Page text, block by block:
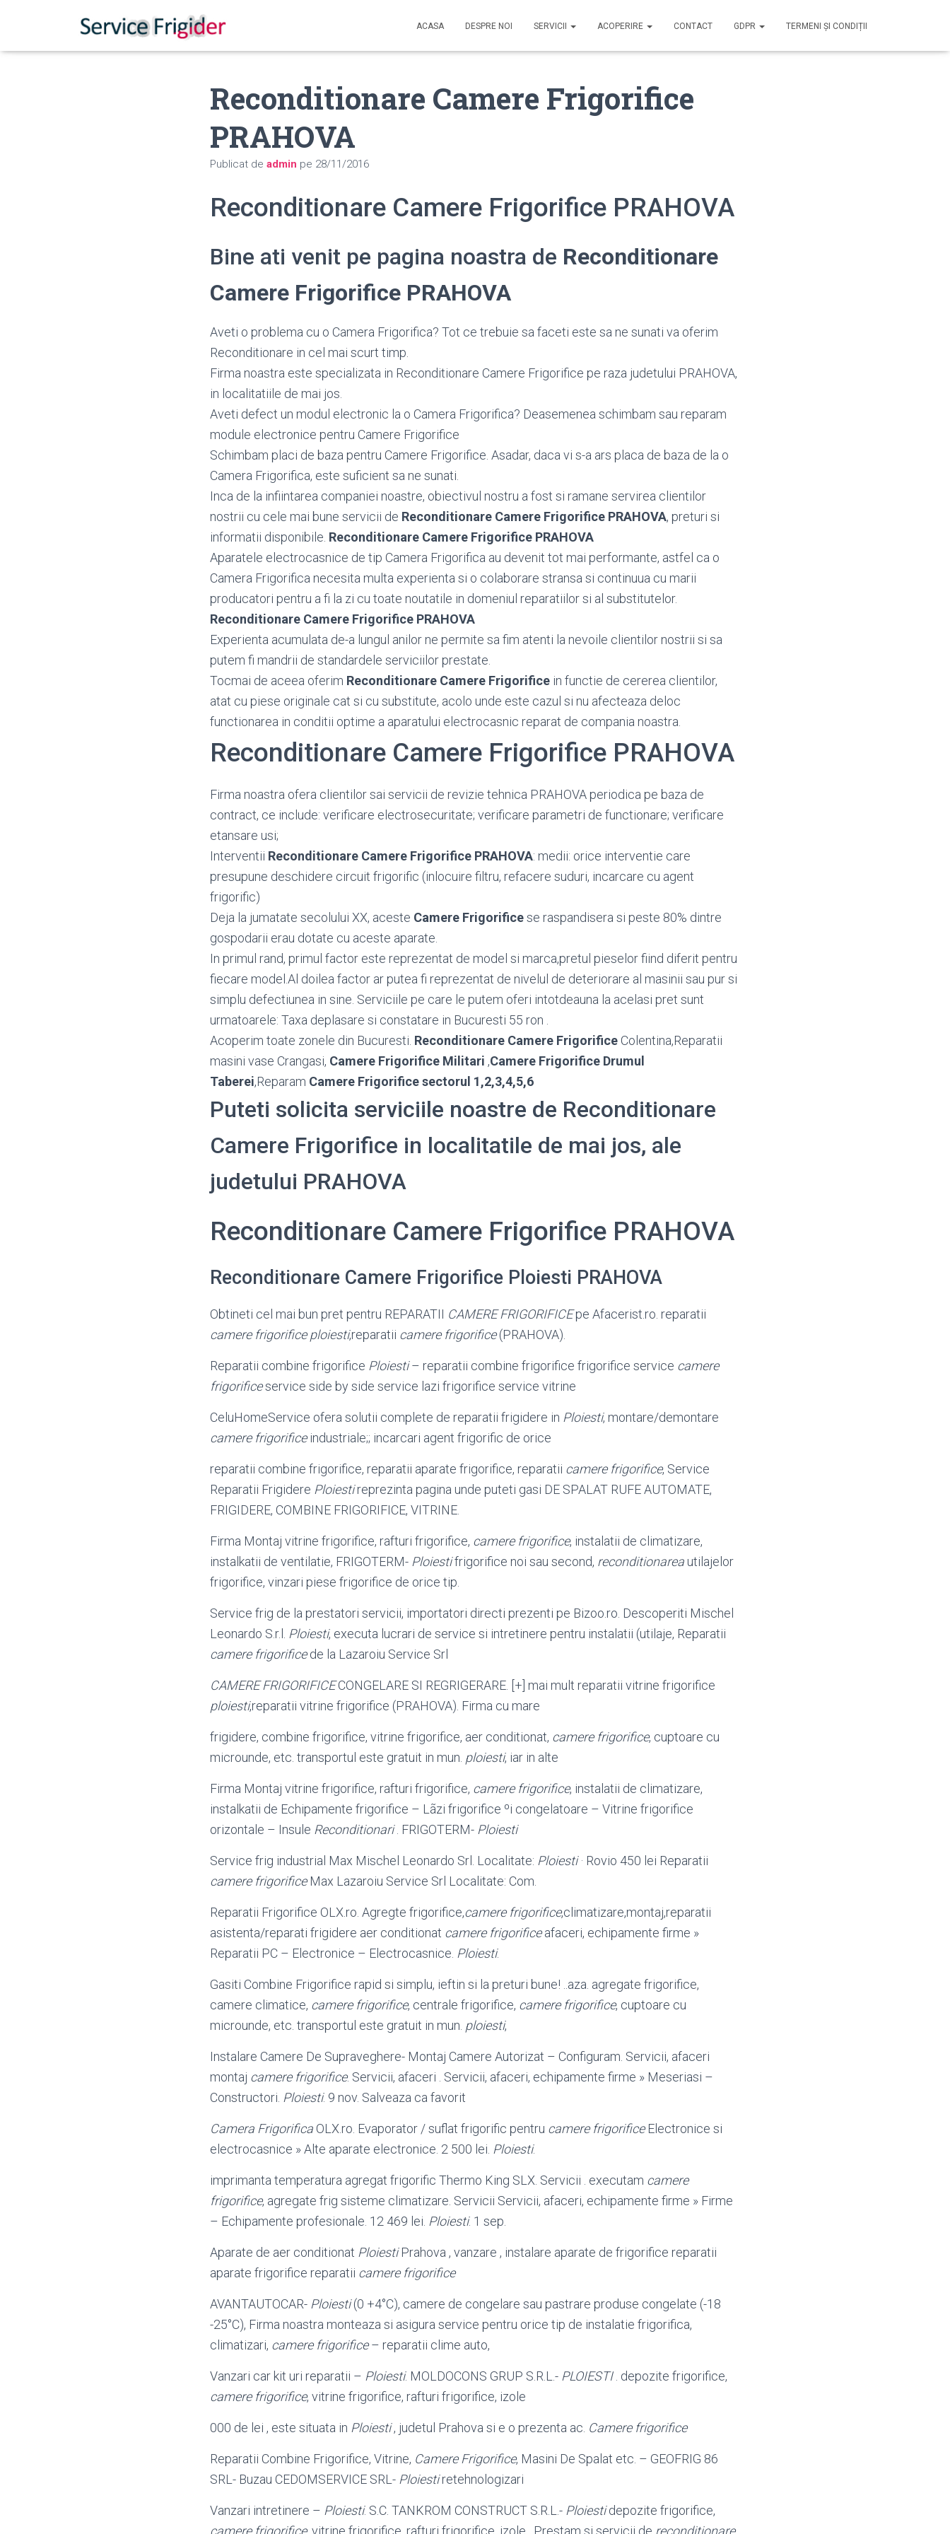
ACASA DESPRE NOI SERVICII ACOPERIRE CONTACT GDPR TERMENI ȘI CONDIȚII
Reconditionare Camere Frigorifice
PRAHOVA
Publicat de admin pe 28/11/2016
Reconditionare Camere Frigorifice PRAHOVA
Bine ati venit pe pagina noastra de Reconditionare
Camere Frigorifice PRAHOVA
Aveti o problema cu o Camera Frigorifica? Tot ce trebuie sa faceti este sa ne sunati va oferim
Reconditionare in cel mai scurt timp.
Firma noastra este specializata in Reconditionare Camere Frigorifice pe raza judetului PRAHOVA,
in localitatiile de mai jos.
Aveti defect un modul electronic la o Camera Frigorifica? Deasemenea schimbam sau reparam
module electronice pentru Camere Frigorifice
Schimbam placi de baza pentru Camere Frigorifice. Asadar, daca vi s-a ars placa de baza de la o
Camera Frigorifica, este suficient sa ne sunati.
Inca de la infiintarea companiei noastre, obiectivul nostru a fost si ramane servirea clientilor
nostrii cu cele mai bune servicii de Reconditionare Camere Frigorifice PRAHOVA, preturi si
informatii disponibile. Reconditionare Camere Frigorifice PRAHOVA
Aparatele electrocasnice de tip Camera Frigorifica au devenit tot mai performante, astfel ca o
Camera Frigorifica necesita multa experienta si o colaborare stransa si continuua cu marii
producatori pentru a fi la zi cu toate noutatile in domeniul reparatiilor si al substitutelor.
Reconditionare Camere Frigorifice PRAHOVA
Experienta acumulata de-a lungul anilor ne permite sa fim atenti la nevoile clientilor nostrii si sa
putem fi mandrii de standardele serviciilor prestate.
Tocmai de aceea oferim Reconditionare Camere Frigorifice in functie de cererea clientilor,
atat cu piese originale cat si cu substitute, acolo unde este cazul si nu afecteaza deloc
functionarea in conditii optime a aparatului electrocasnic reparat de compania noastra.
Reconditionare Camere Frigorifice PRAHOVA
Firma noastra ofera clientilor sai servicii de revizie tehnica PRAHOVA periodica pe baza de
contract, ce include: verificare electrosecuritate; verificare parametri de functionare; verificare
etansare usi;
Interventii Reconditionare Camere Frigorifice PRAHOVA: medii: orice interventie care
presupune deschidere circuit frigorific (inlocuire filtru, refacere suduri, incarcare cu agent
frigorific)
Deja la jumatate secolului XX, aceste Camere Frigorificese raspandisera si peste 80% dintre
gospodarii erau dotate cu aceste aparate.
In primul rand, primul factor este reprezentat de model si marca,pretul pieselor fiind diferit pentru
fiecare model.Al doilea factor ar putea fi reprezentat de nivelul de deteriorare al masinii sau pur si
simplu defectiunea in sine. Serviciile pe care le putem oferi intotdeauna la acelasi pret sunt
urmatoarele: Taxa deplasare si constatare in Bucuresti 55 ron .
Acoperim toate zonele din Bucuresti. Reconditionare Camere Frigorifice Colentina,Reparatii
masini vase Crangasi, Camere Frigorifice Militari ,Camere Frigorifice Drumul
Taberei,Reparam Camere Frigorifice sectorul 1,2,3,4,5,6
Puteti solicita serviciile noastre de Reconditionare
Camere Frigorifice in localitatile de mai jos, ale
judetului PRAHOVA
Reconditionare Camere Frigorifice PRAHOVA
Reconditionare Camere Frigorifice Ploiesti PRAHOVA
Obtineti cel mai bun pret pentru REPARATII CAMERE FRIGORIFICEpe Afacerist. ro. reparatii
camere frigorifice ploiesti,reparatii camere frigorifice(PRAHOVA).
Reparatii combine frigorifice Ploiesti– reparatii combine frigorifice frigorifice service camere
frigorificeservice side by side service lazi frigorifice service vitrine
CeluHomeService ofera solutii complete de reparatii frigidere in Ploiesti, montare/demontare
camere frigorificeindustriale;; incarcari agent frigorific de orice
reparatii combine frigorifice, reparatii aparate frigorifice, reparatii camere frigorifice, Service
Reparatii Frigidere Ploiestireprezinta pagina unde puteti gasi DE SPALAT RUFE AUTOMATE,
FRIGIDERE, COMBINE FRIGORIFICE, VITRINE.
Firma Montaj vitrine frigorifice, rafturi frigorifice, camere frigorifice, instalatii de climatizare,
instalkatii de ventilatie, FRIGOTERM- Ploiestifrigorifice noi sau second, reconditionarea utilajelor
frigorifice, vinzari piese frigorifice de orice tip.
Service frig de la prestatori servicii, importatori directi prezenti pe Bizoo.ro. Descoperiti Mischel
Leonardo S.r.l. Ploiesti, executa lucrari de service si intretinere pentru instalatii (utilaje, Reparatii
camere frigorificede la Lazaroiu Service Srl
CAMERE FRIGORIFICECONGELARE SI REGRIGERARE. [+] mai mult reparatii vitrine frigorifice
ploiesti,reparatii vitrine frigorifice (PRAHOVA). Firma cu mare
frigidere, combine frigorifice, vitrine frigorifice, aer conditionat, camere frigorifice, cuptoare cu
microunde, etc. transportul este gratuit in mun. ploiesti, iar in alte
Firma Montaj vitrine frigorifice, rafturi frigorifice, camere frigorifice, instalatii de climatizare,
instalkatii de Echipamente frigorifice – Lãzi frigorifice ºi congelatoare – Vitrine frigorifice
orizontale – Insule Reconditionari. FRIGOTERM- Ploiesti
Service frig industrial Max Mischel Leonardo Srl. Localitate: Ploiesti· Rovio 450 lei Reparatii
camere frigorificeMax Lazaroiu Service Srl Localitate: Com.
Reparatii Frigorifice OLX.ro. Agregte frigorifice,camere frigorifice,climatizare,montaj,reparatii
asistenta/reparati frigidere aer conditionat camere frigorificeafaceri, echipamente firme »
Reparatii PC – Electronice – Electrocasnice. Ploiesti.
Gasiti Combine Frigorifice rapid si simplu, ieftin si la preturi bune! ..aza. agregate frigorifice,
camere climatice, camere frigorifice, centrale frigorifice, camere frigorifice, cuptoare cu
microunde, etc. transportul este gratuit in mun. ploiesti,
Instalare Camere De Supraveghere- Montaj Camere Autorizat – Configuram. Servicii, afaceri
montaj camere frigorifice. Servicii, afaceri . Servicii, afaceri, echipamente firme » Meseriasi –
Constructori. Ploiesti. 9 nov. Salveaza ca favorit
Camera Frigorifica OLX.ro. Evaporator / suflat frigorific pentru camere frigorificeElectronice si
electrocasnice » Alte aparate electronice. 2 500 lei. Ploiesti.
imprimanta temperatura agregat frigorific Thermo King SLX. Servicii . executam camere
frigorifice, agregate frig sisteme climatizare. Servicii Servicii, afaceri, echipamente firme » Firme
– Echipamente profesionale. 12 469 lei. Ploiesti. 1 sep
Aparate de aer conditionat PloiestiPrahova , vanzare , instalare aparate de frigorifice reparatii
aparate frigorifice reparatii camere frigorifice
AVANTAUTOCAR- Ploiesti(0 +4°C), camere de congelare sau pastrare produse congelate (-18
-25°C), Firma noastra monteaza si asigura service pentru orice tip de instalatie frigorifica,
climatizari, camere frigorifice– reparatii clime auto,
Vanzari car kit uri reparatii – Ploiesti. MOLDOCONS GRUP S.R.L.- PLOIESTI. depozite frigorifice,
camere frigorifice, vitrine frigorifice, rafturi frigorifice, izole
000 de lei , este situata in Ploiesti, judetul Prahova si e o prezenta ac. Camere frigorifice
Reparatii Combine Frigorifice, Vitrine, Camere Frigorifice, Masini De Spalat etc. – GEOFRIG 86
SRL- Buzau CEDOMSERVICE SRL- Ploiestiretehnologizari
Vanzari intretinere – Ploiesti. S.C. TANKROM CONSTRUCT S.R.L.- Ploiestidepozite frigorifice,
camere frigorifice, vitrine frigorifice, rafturi frigorifice, izole . Prestam si servicii de reconditionare,